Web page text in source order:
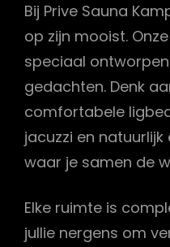
Bij Prive Sauna
op zijn mooist.
speciaal
gedachten. Denk
comfortabele
jacuzzi en
waar je samen de
Elke ruimte is
jullie nergens om